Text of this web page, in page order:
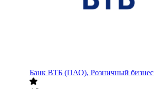
Банк ВТБ (ПАО), Розничный бизнес